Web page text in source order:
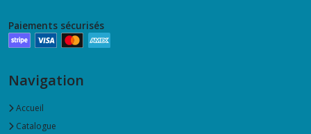
Paiements sécurisés
Navigation
Accueil
Catalogue